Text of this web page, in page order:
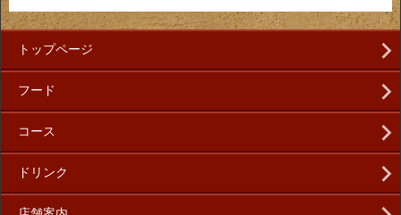
トップページ
フード
コース
ドリンク